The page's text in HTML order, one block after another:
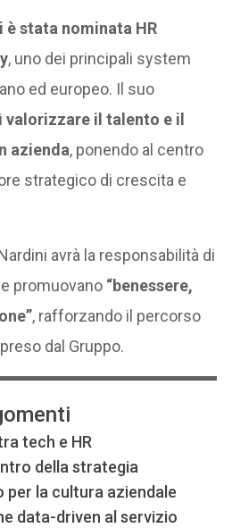
è stata nominata HR
, uno dei principali system
ed europeo. Il suo
valorizzare il talento e il
azienda, ponendo al centro
strategico di crescita e
avrà la responsabilità di
promuovano “benessere,
, rafforzando il percorso
dal Gruppo.
tech e HR
della strategia
per la cultura aziendale
data-driven al servizio